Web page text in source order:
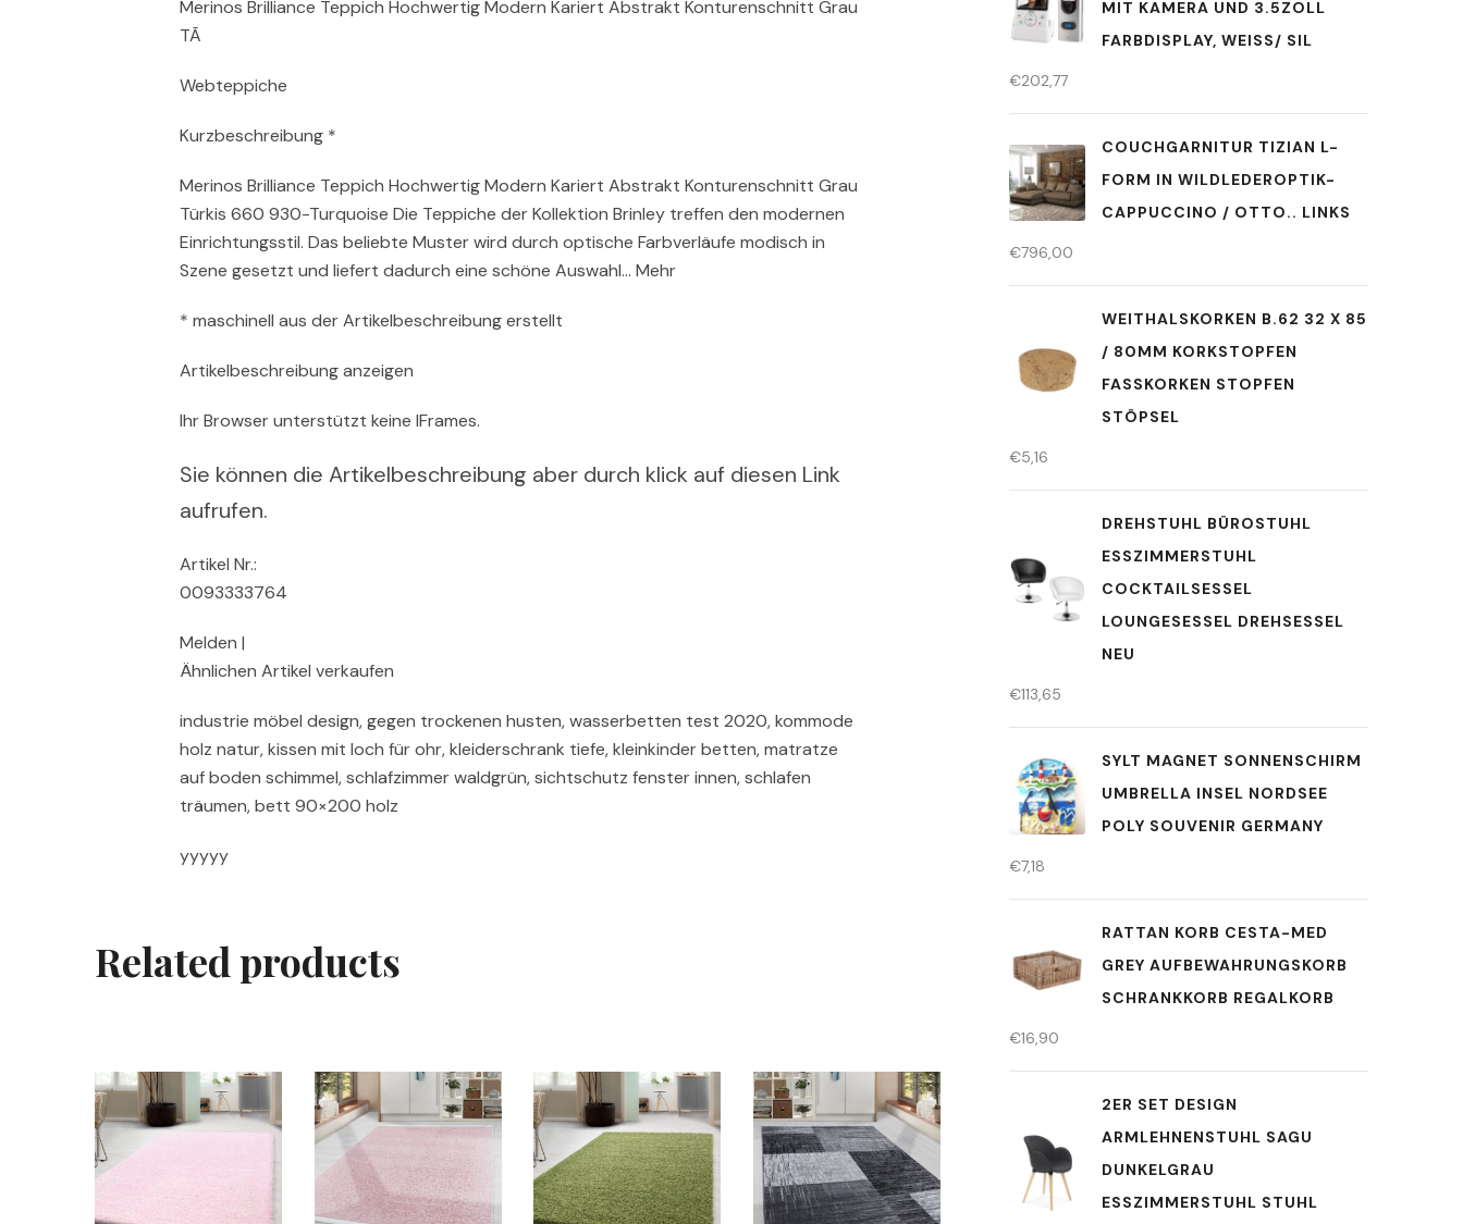
Merinos Brilliance Teppich Hochwertig Modern Kariert Abstrakt Konturenschnitt Grau
TÃ
Webteppiche
Kurzbeschreibung *
Merinos Brilliance Teppich Hochwertig Modern Kariert Abstrakt Konturenschnitt Grau
Türkis 660 930-Turquoise Die Teppiche der Kollektion Brinley treffen den modernen
Einrichtungsstil. Das beliebte Muster wird durch optische Farbverläufe modisch in
Szene gesetzt und liefert dadurch eine schöne Auswahl… Mehr
* maschinell aus der Artikelbeschreibung erstellt
Artikelbeschreibung anzeigen
Ihr Browser unterstützt keine IFrames.
Sie können die Artikelbeschreibung aber durch klick auf diesen Link
aufrufen.
Artikel Nr.:
0093333764
Melden |
Ähnlichen Artikel verkaufen
industrie möbel design, gegen trockenen husten, wasserbetten test 2020, kommode
holz natur, kissen mit loch für ohr, kleiderschrank tiefe, kleinkinder betten, matratze
auf boden schimmel, schlafzimmer waldgrün, sichtschutz fenster innen, schlafen
träumen, bett 90×200 holz
yyyyy
Related products
MIT KAMERA UND 3.5ZOLL
FARBDISPLAY, WEISS/ SIL
€202,77
COUCHGARNITUR TIZIAN L-
FORM IN WILDLEDEROPTIK-
CAPPUCCINO / OTTO.. LINKS
€796,00
WEITHALSKORKEN B.62 32 X 85
/ 80MM KORKSTOPFEN
FASSKORKEN STOPFEN
STÖPSEL
€5,16
DREHSTUHL BÜROSTUHL
ESSZIMMERSTUHL
COCKTAILSESSEL
LOUNGESESSEL DREHSESSEL
NEU
€113,65
SYLT MAGNET SONNENSCHIRM
UMBRELLA INSEL NORDSEE
POLY SOUVENIR GERMANY
€7,18
RATTAN KORB CESTA-MED
GREY AUFBEWAHRUNGSKORB
SCHRANKKORB REGALKORB
€16,90
2ER SET DESIGN
ARMLEHNENSTUHL SAGU
DUNKELGRAU
ESSZIMMERSTUHL STUHL